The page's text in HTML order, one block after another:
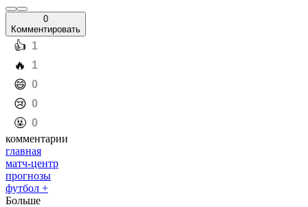
0
Комментировать
️👍 1
️🔥 1
️😄 0
️😢 0
️🤬 0
комментарии
главная
матч-центр
прогнозы
футбол +
Больше